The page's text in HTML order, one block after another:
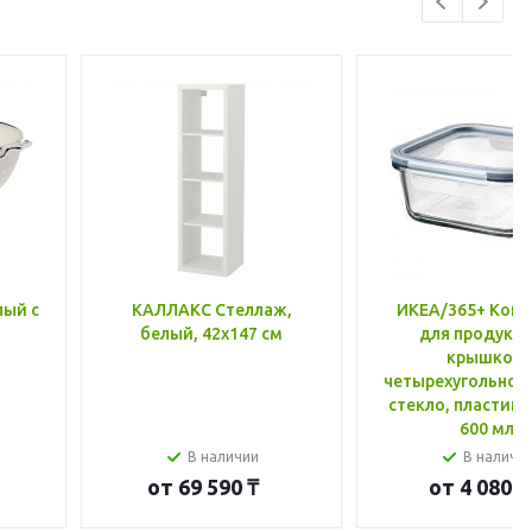
с
КАЛЛАКС Стеллаж,
белый, 42x147 см
В наличии
от 69 590 ₸
ИКЕА/365+
для
крышкой,
стекло, пластик
600 мл
В
от 4 080 ₸